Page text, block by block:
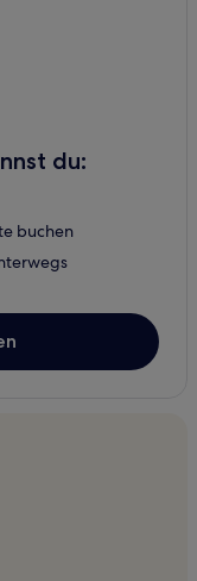
du:
buchen